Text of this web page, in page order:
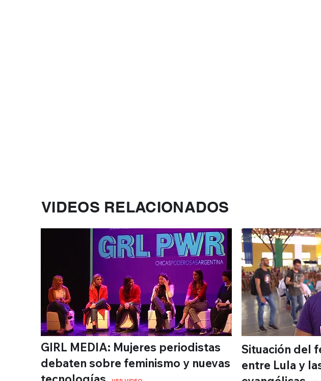
VIDEOS RELACIONADOS
GIRL MEDIA: Mujeres periodistas
debaten sobre feminismo y nuevas
Situación del
entre Lula y